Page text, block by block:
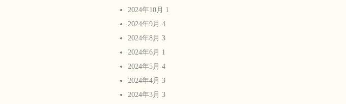
2024年10月 1
2024年9月 4
2024年8月 3
2024年6月 1
2024年5月 4
2024年4月 3
2024年3月 3